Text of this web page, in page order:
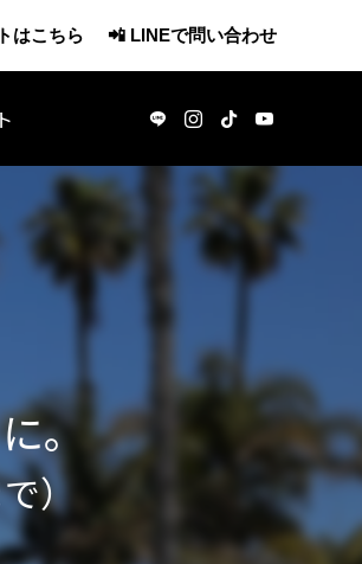
はこちら 📲 LINEで問い合わせ
アメリカ観光
渡米：アメリカの日本酒マー
知るために働いた話（インタビ
。
）